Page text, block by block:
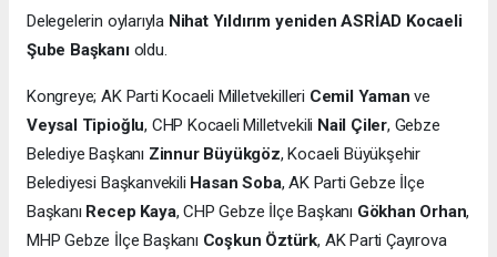
Delegelerin oylarıyla Nihat Yıldırım yeniden ASRİAD Kocaeli
Şube Başkanıoldu.
Kongreye; AK Parti Kocaeli Milletvekilleri Cemil Yaman ve
Veysal Tipioğlu, CHP Kocaeli Milletvekili Nail Çiler, Gebze
Belediye Başkanı Zinnur Büyükgöz, Kocaeli Büyükşehir
Belediyesi Başkanvekili Hasan Soba, AK Parti Gebze İlçe
Başkanı Recep Kaya, CHP Gebze İlçe Başkanı Gökhan Orhan,
MHP Gebze İlçe Başkanı Coşkun Öztürk, AK Parti Çayırova